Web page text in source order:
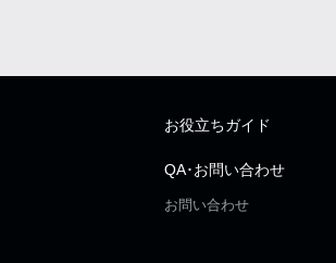
お役立ちガイド
QA･お問い合わせ
お問い合わせ